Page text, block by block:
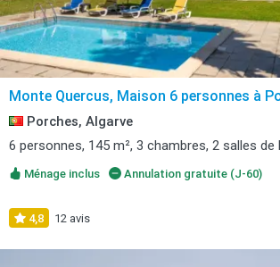
Monte Quercus, Maison 6 personnes à
Porches, Algarve
6 personnes, 145 m², 3 chambres, 2 salles de
Ménage inclus Annulation gratuite (J-60)
4,8 12 avis